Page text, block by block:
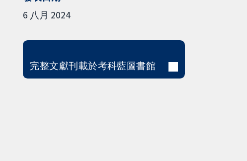
6 八月 2024
完整文獻刊載於考科藍圖書館